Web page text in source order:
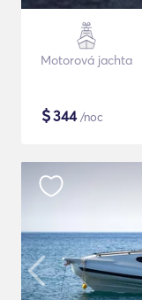
Motorová jachta
$344/noc